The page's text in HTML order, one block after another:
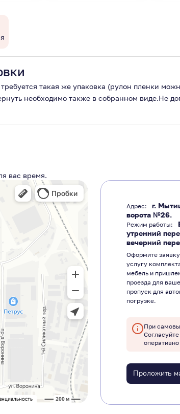
такая же упаковка (рулон пленки
необходимо также в собранном виде.Не
вас время.
Адрес:
г.
ворота №26.
Режим работы:
утренний
вечерний
Оформите
услугу
мебель и
проезда для
пропуск для
погрузке.
При
оперативно
Проложить